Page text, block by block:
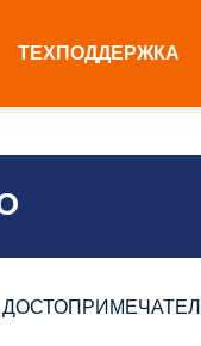
ТЕХПОДДЕРЖКА